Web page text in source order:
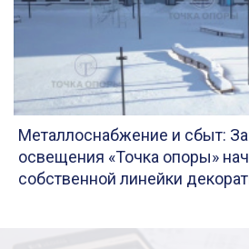
Металлоснабжение и сбыт:
освещения «Точка опоры»
собственной линейки